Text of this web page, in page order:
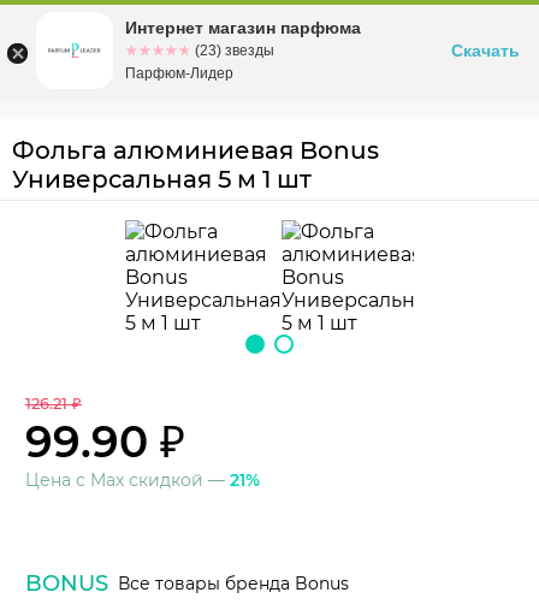
Омскул. Заозерная, 11, к. 1
Фольга алюминиевая Bonus
Универсальная 5 м 1 шт
126.21 ₽
99.90 ₽
Цена с Max скидкой — 21%
BONUS Все товары бренда Bonus
Интернет магазин парфюма
☆☆☆☆☆
★★★★★ (23) звезды
Парфюм-Лидер
Скачать